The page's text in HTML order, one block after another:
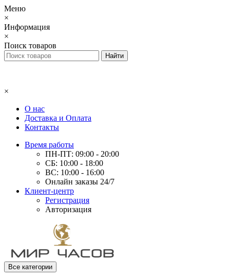
Меню
×
Информация
×
Поиск товаров
×
О нас
Доставка и Оплата
Контакты
Время работы
ПН-ПТ: 09:00 - 20:00
СБ: 10:00 - 18:00
ВС: 10:00 - 16:00
Онлайн заказы 24/7
Клиент-центр
Регистрация
Авторизация
Все категории